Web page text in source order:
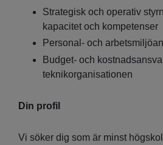
Strategisk och operativ
kapacitet och kompetenser
Personal- och
Budget- och
teknikorganisationen
Din profil
Vi söker dig som är minst